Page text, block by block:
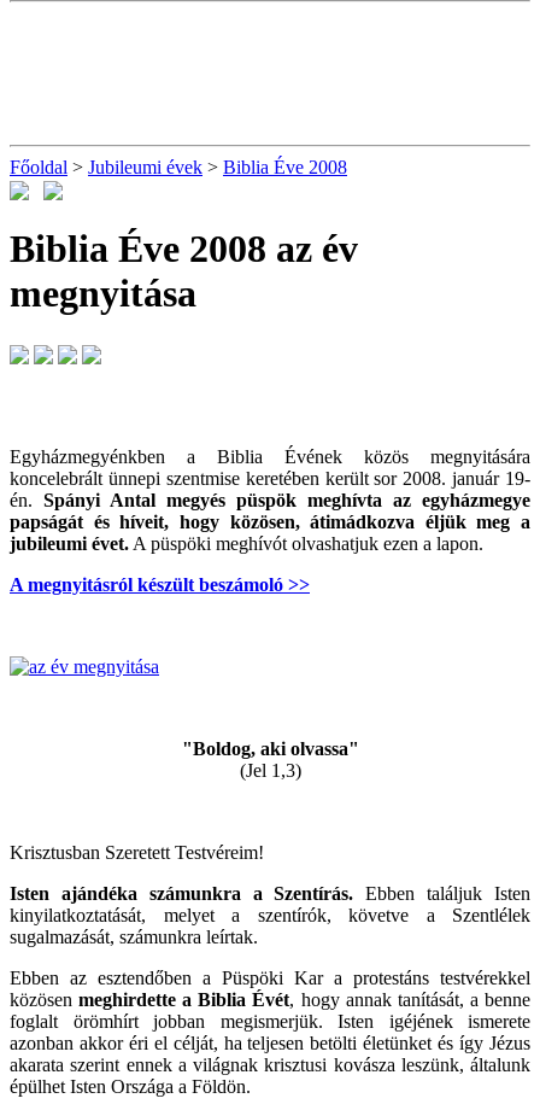
Főoldal > Jubileumi évek > Biblia Éve 2008
Biblia Éve 2008 az év
megnyitása
Egyházmegyénkben a Biblia Évének közös megnyitására
koncelebrált ünnepi szentmise keretében került sor 2008. január 19-
én. Spányi Antal megyés püspök meghívta az egyházmegye
papságát és híveit, hogy közösen, átimádkozva éljük meg a
jubileumi évet. A püspöki meghívót olvashatjuk ezen a lapon.
A megnyitásról készült beszámoló >>
"Boldog, aki olvassa"
(Jel 1,3)
Krisztusban Szeretett Testvéreim!
Isten ajándéka számunkra a Szentírás. Ebben találjuk Isten
kinyilatkoztatását, melyet a szentírók, követve a Szentlélek
sugalmazását, számunkra leírtak.
Ebben az esztendőben a Püspöki Kar a protestáns testvérekkel
közösenmeghirdette a Biblia Évét, hogy annak tanítását, a benne
foglalt örömhírt jobban megismerjük. Isten igéjének ismerete
azonban akkor éri el célját, ha teljesen betölti életünket és így Jézus
akarata szerint ennek a világnak krisztusi kovásza leszünk, általunk
épülhet Isten Országa a Földön.